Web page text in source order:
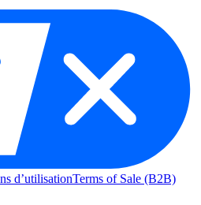
d’utilisationTerms of Sale (B2B)